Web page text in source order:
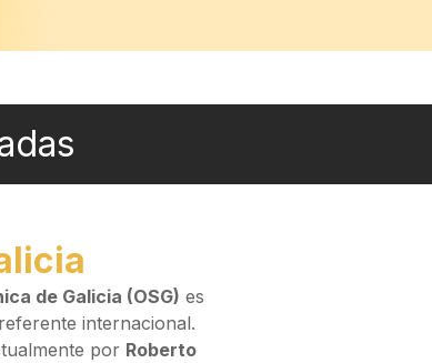
de Galicia (OSG) es
internacional.
por Roberto